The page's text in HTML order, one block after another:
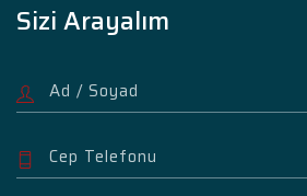
Sizi Arayalım